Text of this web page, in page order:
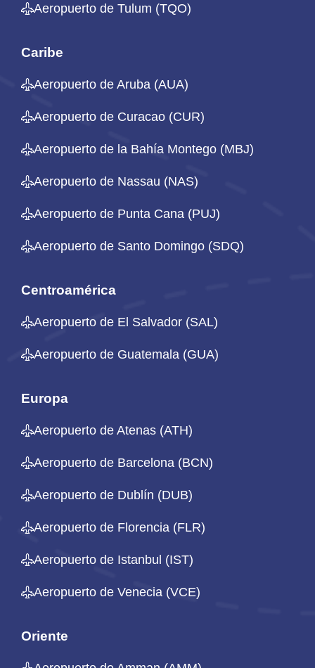
Aeropuerto de Tulum (TQO)
Caribe
Aeropuerto de Aruba (AUA)
Aeropuerto de Curacao (CUR)
Aeropuerto de la Bahía Montego (MBJ)
Aeropuerto de Nassau (NAS)
Aeropuerto de Punta Cana (PUJ)
Aeropuerto de Santo Domingo (SDQ)
Centroamérica
Aeropuerto de El Salvador (SAL)
Aeropuerto de Guatemala (GUA)
Europa
Aeropuerto de Atenas (ATH)
Aeropuerto de Barcelona (BCN)
Aeropuerto de Dublín (DUB)
Aeropuerto de Florencia (FLR)
Aeropuerto de Istanbul (IST)
Aeropuerto de Venecia (VCE)
Oriente